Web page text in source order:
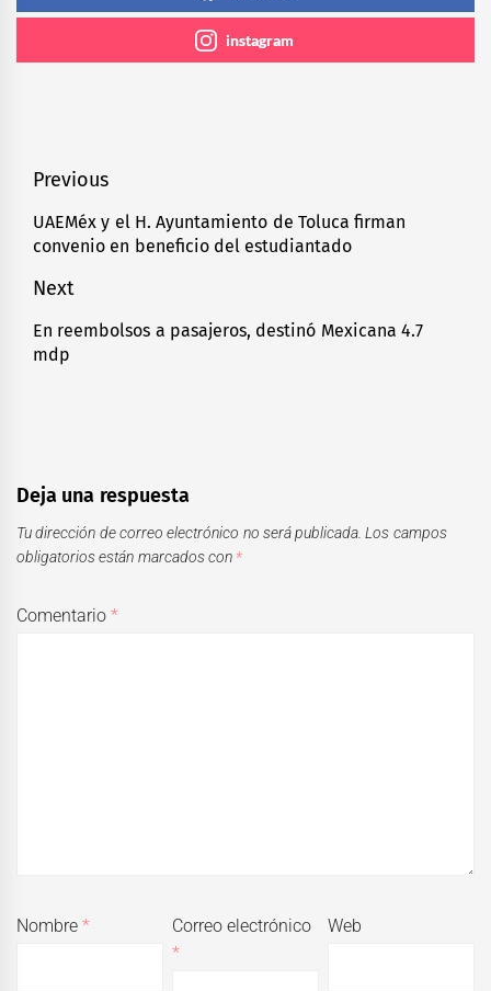
instagram
Navegación
de
entradas
Previous
Previous
post:
UAEMéx y el H. Ayuntamiento de Toluca firman
convenio en beneficio del estudiantado
Next
Next
post:
En reembolsos a pasajeros, destinó Mexicana 4.7
mdp
Deja una respuesta
Tu dirección de correo electrónico no será publicada. Los campos
obligatorios están marcados con *
Comentario*
Nombre*
Correo electrónico
*
Web